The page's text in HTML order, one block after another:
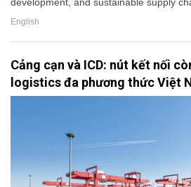
development, and sustainable supply
English
Cảng cạn và ICD: nút kết nối
logistics đa phương thức Việt